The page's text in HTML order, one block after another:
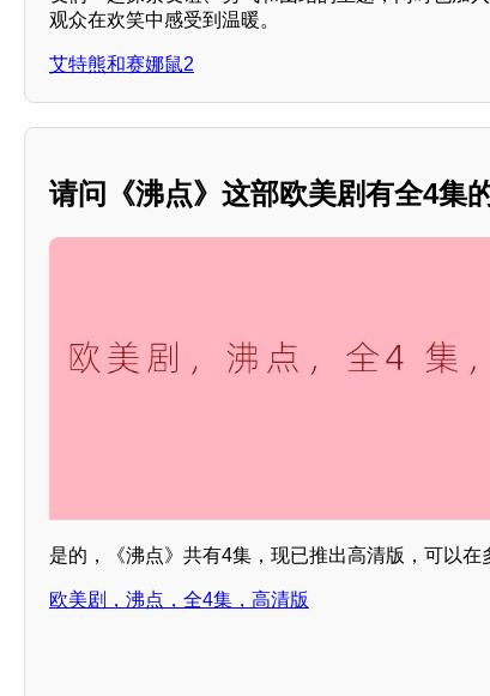
观众在欢笑中感受到温暖。
艾特熊和赛娜鼠2
请问《沸点》这部欧美剧有全4集
是的，《沸点》共有4集，现已推出高清版，可以在
欧美剧，沸点，全4集，高清版